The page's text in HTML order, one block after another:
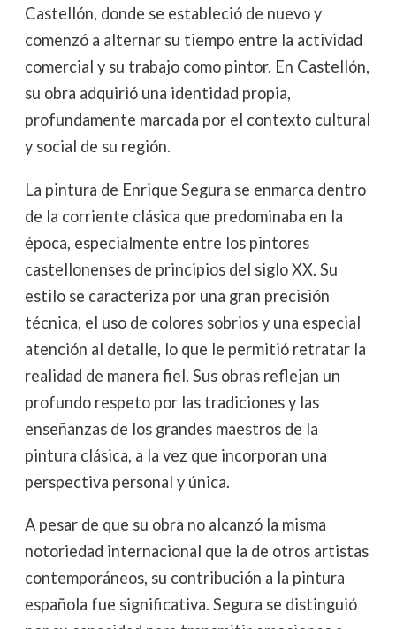
Castellón, donde se estableció de nuevo y
comenzó a alternar su tiempo entre la actividad
comercial y su trabajo como pintor. En Castellón,
su obra adquirió una identidad propia,
profundamente marcada por el contexto cultural
y social de su región.
La pintura de Enrique Segura se enmarca dentro
de la corriente clásica que predominaba en la
época, especialmente entre los pintores
castellonenses de principios del siglo XX. Su
estilo se caracteriza por una gran precisión
técnica, el uso de colores sobrios y una especial
atención al detalle, lo que le permitió retratar la
realidad de manera fiel. Sus obras reflejan un
profundo respeto por las tradiciones y las
enseñanzas de los grandes maestros de la
pintura clásica, a la vez que incorporan una
perspectiva personal y única.
A pesar de que su obra no alcanzó la misma
notoriedad internacional que la de otros artistas
contemporáneos, su contribución a la pintura
española fue significativa. Segura se distinguió